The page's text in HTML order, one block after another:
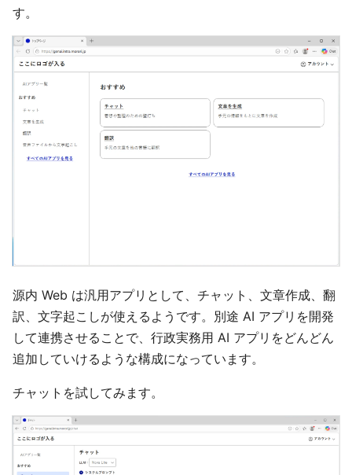
す。
源内 Web は汎用アプリとして、チャット、文章作成、翻
訳、文字起こしが使えるようです。別途 AI アプリを開発
して連携させることで、行政実務用 AI アプリをどんどん
追加していけるような構成になっています。
チャットを試してみます。